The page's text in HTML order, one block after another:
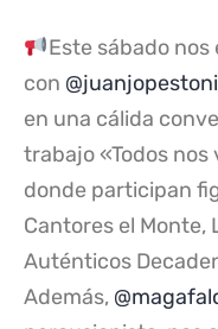
Este sábado
con @juanjopestoni
en una cálida
trabajo «Todos nos
donde participan
Cantores el Monte,
Auténticos
Además,